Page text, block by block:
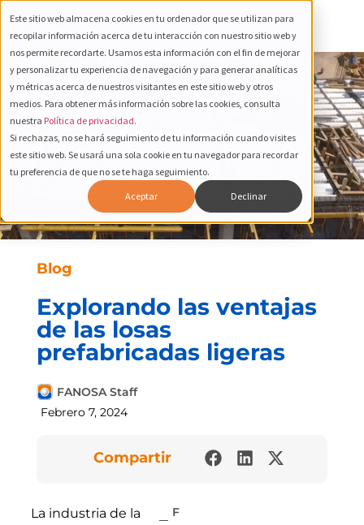
Este sitio web almacena cookies en tu ordenador que se utilizan para
recopilar información acerca de tu interacción con nuestro sitio web y
nos permite recordarte. Usamos esta información con el fin de mejorar
y personalizar tu experiencia de navegación y para generar analíticas
y métricas acerca de nuestros visitantes en este sitio web y otros
medios. Para obtener más información sobre las cookies, consulta
nuestra Política de privacidad.
Si rechazas, no se hará seguimiento de tu información cuando visites
este sitio web. Se usará una sola cookie en tu navegador para recordar
tu preferencia de que no se te haga seguimiento.
Aceptar Declinar
Blog
Explorando las ventajas
de las losas
prefabricadas ligeras
FANOSA Staff
Febrero 7, 2024
Compartir
La industria de la
F